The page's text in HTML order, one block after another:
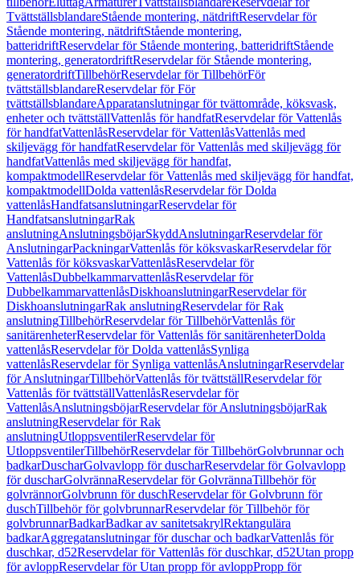
TvättställsblandareStående montering, nätdriftReservdelar för
Stående montering, nätdriftStående montering,
batteridriftReservdelar för Stående montering, batteridriftStående
montering, generatordriftReservdelar för Stående montering,
generatordriftTillbehörReservdelar för TillbehörFör
tvättställsblandareReservdelar för För
tvättställsblandareApparatanslutningar för tvättområde, köksvask,
enheter och tvättställVattenlås för handfatReservdelar för Vattenlås
för handfatVattenlåsReservdelar för VattenlåsVattenlås med
skiljevägg för handfatReservdelar för Vattenlås med skiljevägg för
handfatVattenlås med skiljevägg för handfat,
kompaktmodellReservdelar för Vattenlås med skiljevägg för handfat,
kompaktmodellDolda vattenlåsReservdelar för Dolda
vattenlåsHandfatsanslutningarReservdelar för
HandfatsanslutningarRak
anslutningAnslutningsböjarSkyddAnslutningarReservdelar för
AnslutningarPackningarVattenlås för köksvaskarReservdelar för
Vattenlås för köksvaskarVattenlåsReservdelar för
VattenlåsDubbelkammarvattenlåsReservdelar för
DubbelkammarvattenlåsDiskhoanslutningarReservdelar för
DiskhoanslutningarRak anslutningReservdelar för Rak
anslutningTillbehörReservdelar för TillbehörVattenlås för
sanitärenheterReservdelar för Vattenlås för sanitärenheterDolda
vattenlåsReservdelar för Dolda vattenlåsSynliga
vattenlåsReservdelar för Synliga vattenlåsAnslutningarReservdelar
för AnslutningarTillbehörVattenlås för tvättställReservdelar för
Vattenlås för tvättställVattenlåsReservdelar för
VattenlåsAnslutningsböjarReservdelar för AnslutningsböjarRak
anslutningReservdelar för Rak
anslutningUtloppsventilerReservdelar för
UtloppsventilerTillbehörReservdelar för TillbehörGolvbrunnar och
badkarDuscharGolvavlopp för duscharReservdelar för Golvavlopp
för duscharGolvrännaReservdelar för GolvrännaTillbehör för
golvrännorGolvbrunn för duschReservdelar för Golvbrunn för
duschTillbehör för golvbrunnarReservdelar för Tillbehör för
golvbrunnarBadkarBadkar av sanitetsakrylRektangulära
badkarAggregatanslutningar för duschar och badkarVattenlås för
duschkar, d52Reservdelar för Vattenlås för duschkar, d52Utan propp
för avloppReservdelar för Utan propp för avloppPropp för